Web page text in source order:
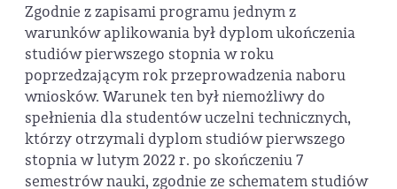
Zgodnie z zapisami programu jednym z
warunków aplikowania był dyplom ukończenia
studiów pierwszego stopnia w roku
poprzedzającym rok przeprowadzenia naboru
wniosków. Warunek ten był niemożliwy do
spełnienia dla studentów uczelni technicznych,
którzy otrzymali dyplom studiów pierwszego
stopnia w lutym 2022 r. po skończeniu 7
semestrów nauki, zgodnie ze schematem studiów